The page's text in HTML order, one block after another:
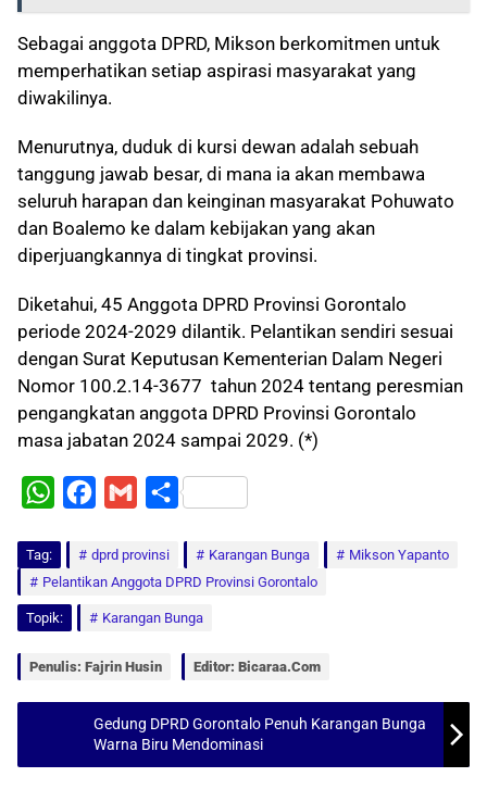
Sebagai anggota DPRD, Mikson berkomitmen untuk
memperhatikan setiap aspirasi masyarakat yang
diwakilinya.
Menurutnya, duduk di kursi dewan adalah sebuah
tanggung jawab besar, di mana ia akan membawa
seluruh harapan dan keinginan masyarakat Pohuwato
dan Boalemo ke dalam kebijakan yang akan
diperjuangkannya di tingkat provinsi.
Diketahui, 45 Anggota DPRD Provinsi Gorontalo
periode 2024-2029 dilantik. Pelantikan sendiri sesuai
dengan Surat Keputusan Kementerian Dalam Negeri
Nomor 100.2.14-3677 tahun 2024 tentang peresmian
pengangkatan anggota DPRD Provinsi Gorontalo
masa jabatan 2024 sampai 2029. (*)
W
t
s
c
e
b
k
a
i
l
S
r
e
Tag: dprd provinsi Karangan Bunga
Mikson Yapanto
Pelantikan Anggota DPRD Provinsi Gorontalo
Topik: Karangan Bunga
Penulis: Fajrin Husin Editor: Bicaraa.com
Gedung DPRD Gorontalo Penuh Karangan Bunga
Warna Biru Mendominasi